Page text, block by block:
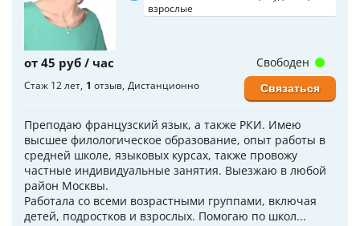
взрослые
от 45 руб / час
Стаж 12 лет 1 отзыв Дистанционно
Преподаю французский язык, а также РКИ. Имею
высшее филологическое образование, опыт работы в
средней школе, языковых курсах, также провожу
частные индивидуальные занятия. Выезжаю в любой
район Москвы.
Работала со всеми возрастными группами, включая
детей, подростков и взрослых. Помогаю по школ...
Свободен
Связаться